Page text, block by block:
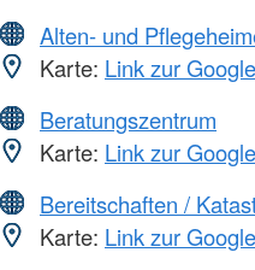
Alten- und
Karte: Link zur
Beratungszentrum
Karte: Link zur
Bereitschaften /
Karte: Link zur